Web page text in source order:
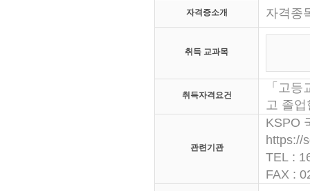
자격증소개 자격종
취득 교과목
취득자격요건
「고
고 졸
관련기관
KSPO
https://
TEL :
FAX :